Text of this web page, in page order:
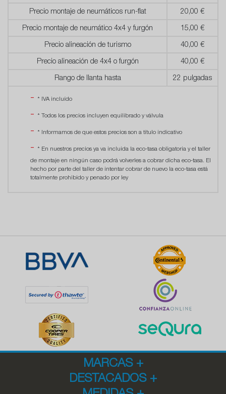
Precio montaje de neumáticos run-flat 20,00 €
Precio montaje de neumático 4x4 y furgón 15,00 €
Precio alineación de turismo 40,00 €
Precio alineación de 4x4 o furgón 40,00 €
Rango de llanta hasta 22 pulgadas
* IVA incluído
* Todos los precios incluyen equilibrado y válvula
* Informamos de que estos precios son a título indicativo
* En nuestros precios ya va incluida la eco-tasa obligatoria y el taller
de montaje en ningún caso podrá volverles a cobrar dicha eco-tasa. El
hecho por parte del taller de intentar cobrar de nuevo la eco-tasa está
totalmente prohibido y penado por ley
MARCAS +
DESTACADOS +